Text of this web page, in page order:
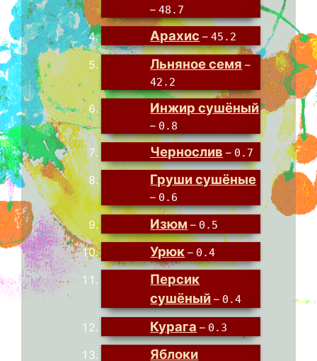
–48.7
Арахис –45.2
Льняное семя –
42.2
Инжир сушёный
– 0.8
Чернослив – 0.7
Груши сушёные
– 0.6
Изюм – 0.5
Урюк – 0.4
Персик
сушёный – 0.4
Курага – 0.3
Яблоки